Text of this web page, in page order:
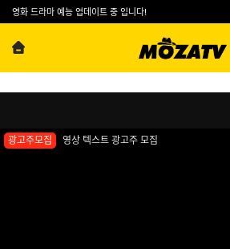
영화 드라마 예능 업데이트 중 입니다!예능
전체보기
방영기록
광대들: 풍문조작단
광고주모집 영상 텍스트 광고주 모집